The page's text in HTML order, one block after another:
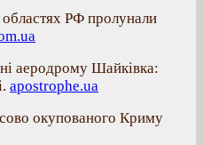
областях РФ пролунали
аеродрому Шайківка:
apostrophe.ua
окупованого Криму